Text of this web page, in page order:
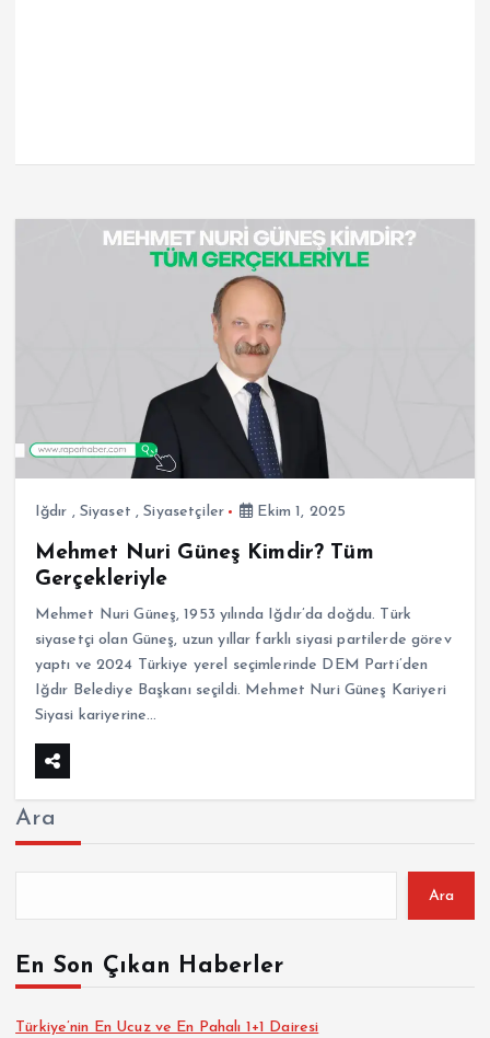
Iğdır , Siyaset ,Siyasetçiler Ekim 1, 2025
Mehmet Nuri Güneş Kimdir? Tüm
Gerçekleriyle
Mehmet Nuri Güneş, 1953 yılında Iğdır’da doğdu. Türk
siyasetçi olan Güneş, uzun yıllar farklı siyasi partilerde görev
yaptı ve 2024 Türkiye yerel seçimlerinde DEM Parti’den
Iğdır Belediye Başkanı seçildi. Mehmet Nuri Güneş Kariyeri
Siyasi kariyerine…
Ara
Ara
En Son Çıkan Haberler
Türkiye’nin En Ucuz ve En Pahalı 1+1 Dairesi